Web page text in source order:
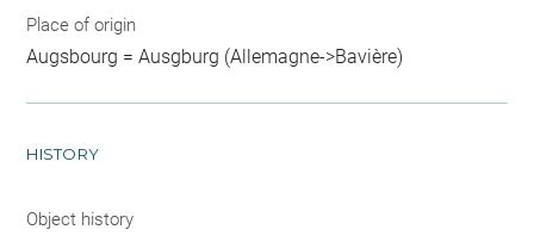
Place of origin
Augsbourg = Ausgburg (Allemagne->Bavière)
HISTORY
Object history